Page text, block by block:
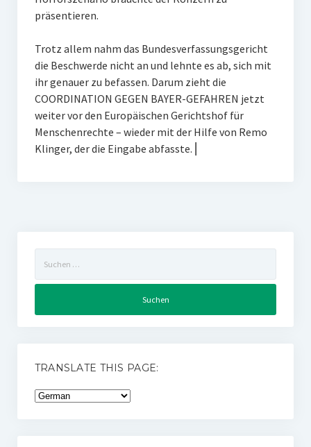
präsentieren.
Trotz allem nahm das Bundesverfassungsgericht
die Beschwerde nicht an und lehnte es ab, sich mit
ihr genauer zu befassen. Darum zieht die
COORDINATION GEGEN BAYER-GEFAHREN jetzt
weiter vor den Europäischen Gerichtshof für
Menschenrechte – wieder mit der Hilfe von Remo
Klinger, der die Eingabe abfasste. ⎜
nach:
TRANSLATE THIS PAGE: